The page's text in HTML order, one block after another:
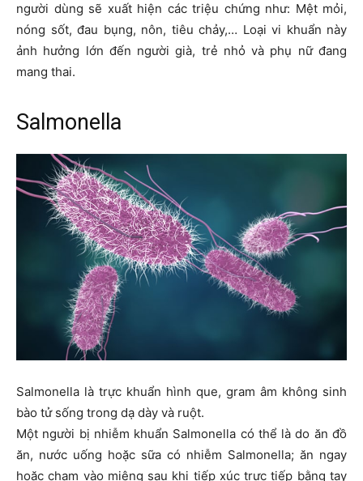
người dùng sẽ xuất hiện các triệu chứng như: Mệt mỏi,
nóng sốt, đau bụng, nôn, tiêu chảy,… Loại vi khuẩn này
ảnh hưởng lớn đến người già, trẻ nhỏ và phụ nữ đang
mang thai.
Salmonella
Salmonella là trực khuẩn hình que, gram âm không sinh
bào tử sống trong dạ dày và ruột.
Một người bị nhiễm khuẩn Salmonella có thể là do ăn đồ
ăn, nước uống hoặc sữa có nhiễm Salmonella; ăn ngay
hoặc chạm vào miệng sau khi tiếp xúc trực tiếp bằng tay